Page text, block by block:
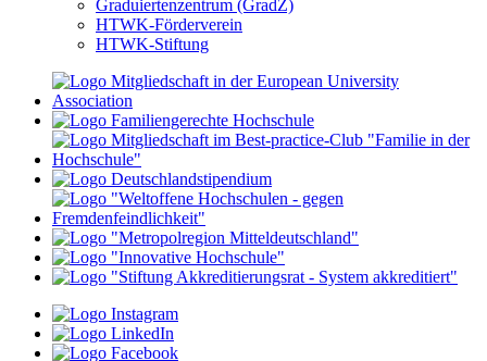
Graduiertenzentrum (GradZ)
HTWK-Förderverein
HTWK-Stiftung